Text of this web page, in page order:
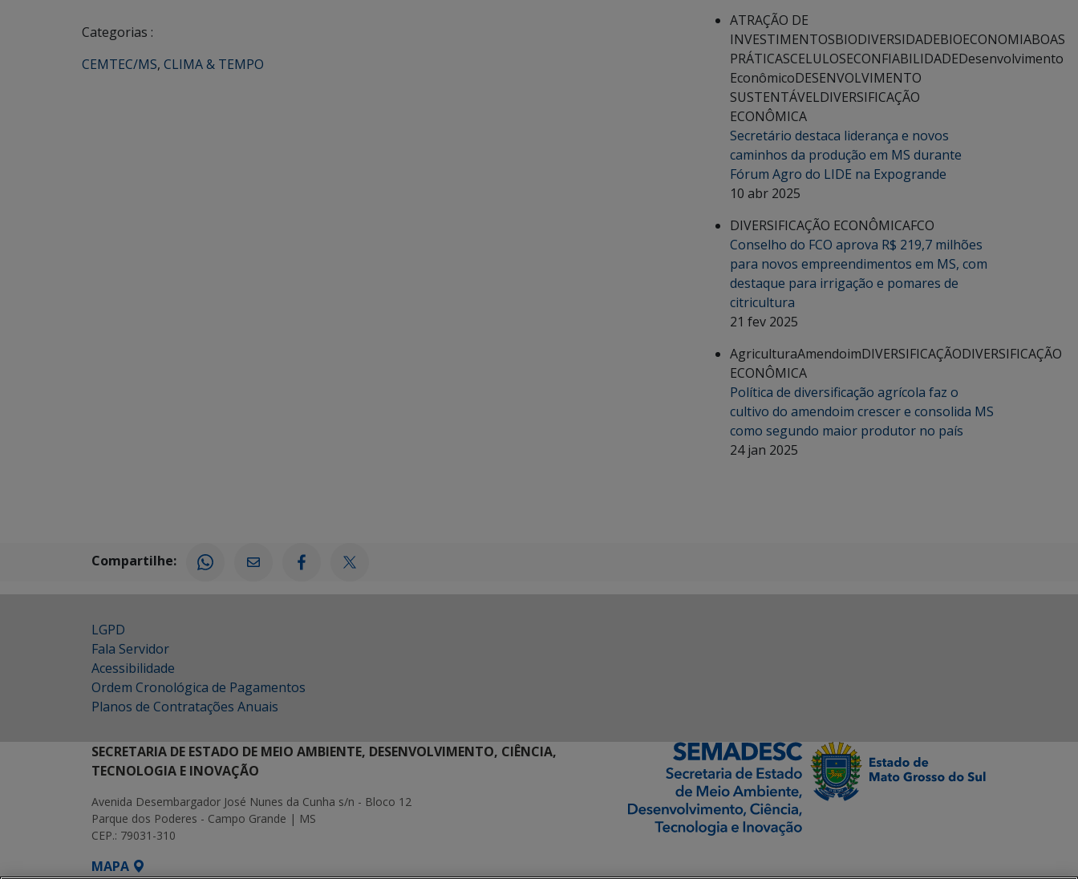
Categorias :
CEMTEC/MS, CLIMA & TEMPO
ATRAÇÃO DE
INVESTIMENTOSBIODIVERSIDADEBIOECONOMIABOAS
PRÁTICASCELULOSECONFIABILIDADEDesenvolvimento
EconômicoDESENVOLVIMENTO
SUSTENTÁVELDIVERSIFICAÇÃO
ECONÔMICA
Secretário destaca liderança e novos
caminhos da produção em MS durante
Fórum Agro do LIDE na Expogrande
10 abr 2025
DIVERSIFICAÇÃO ECONÔMICAFCO
Conselho do FCO aprova R$ 219,7 milhões
para novos empreendimentos em MS, com
destaque para irrigação e pomares de
citricultura
21 fev 2025
AgriculturaAmendoimDIVERSIFICAÇÃODIVERSIFICAÇÃO
ECONÔMICA
Política de diversificação agrícola faz o
cultivo do amendoim crescer e consolida MS
como segundo maior produtor no país
24 jan 2025
Compartilhe:
LGPD
Fala Servidor
Acessibilidade
Ordem Cronológica de Pagamentos
Planos de Contratações Anuais
SECRETARIA DE ESTADO DE MEIO AMBIENTE, DESENVOLVIMENTO, CIÊNCIA,
TECNOLOGIA E INOVAÇÃO
Avenida Desembargador José Nunes da Cunha s/n - Bloco 12
Parque dos Poderes - Campo Grande | MS
CEP.: 79031-310
MAPA